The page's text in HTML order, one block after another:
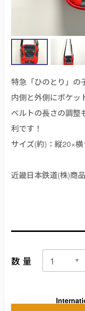
特急「ひのとり」の
内側と外側にポケッ
ベルトの長さの調整
利です！
サイズ(約)：縦20×
近畿日本鉄道(株)商
数量